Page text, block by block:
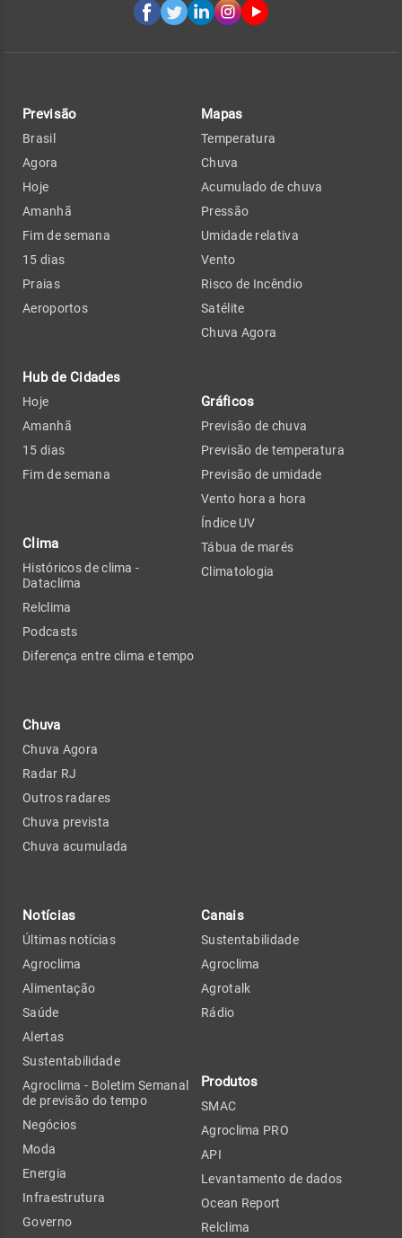
Previsão
Brasil
Agora
Hoje
Amanhã
Fim de semana
15 dias
Praias
Aeroportos
Hub de Cidades
Hoje
Amanhã
15 dias
Fim de semana
Clima
Históricos de clima -
Dataclima
Relclima
Podcasts
Diferença entre clima e tempo
Chuva
Chuva Agora
Radar RJ
Outros radares
Chuva prevista
Chuva acumulada
Mapas
Temperatura
Chuva
Acumulado de chuva
Pressão
Umidade relativa
Vento
Risco de Incêndio
Satélite
Chuva Agora
Gráficos
Previsão de chuva
Previsão de temperatura
Previsão de umidade
Vento hora a hora
Índice UV
Tábua de marés
Climatologia
Notícias
Últimas notícias
Agroclima
Alimentação
Saúde
Alertas
Sustentabilidade
Agroclima - Boletim Semanal
de previsão do tempo
Negócios
Moda
Energia
Infraestrutura
Governo
Canais
Sustentabilidade
Agroclima
Agrotalk
Rádio
Produtos
SMAC
Agroclima PRO
API
Levantamento de dados
Ocean Report
Relclima